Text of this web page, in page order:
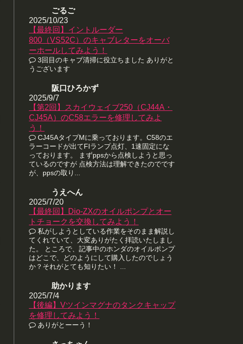
ごるご
2025/10/23
【最終回】イントルーダー
800（VS52C）のキャブレターをオーバ
ーホールしてみよう！
3回目のキャブ清掃に役立ちました ありがと
うございます
阪口ひろかず
2025/9/7
【第2回】スカイウェイブ250（CJ44A・
CJ45A）のC58エラーを修理してみよ
う！
CJ45AタイプMに乗っております。C58のエ
ラーコードが出てFIランプ点灯、1速固定にな
っております。 まずppsから点検しようと思っ
ているのですが 点検方法は理解できたのでです
が、ppsの取り...
うえへん
2025/7/20
【最終回】Dio-ZXのオイルポンプとオー
トチョークを交換してみよう！
私がしようとしている作業をそのまま解説し
てくれていて、大変ありがたく拝読いたしまし
た。 ところで、記事中のホンダのオイルポンプ
はどこで、どのようにして購入したのでしょう
か？それがとても知りたい！ ...
助かります
2025/7/4
【後編】Vツインマグナのタンクキャップ
を修理してみよう！
ありがとーーう！